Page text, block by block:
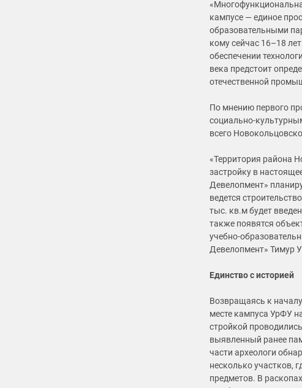
кампусе — единое
образовательными
кому сейчас 16–18
обеспечении
века предстоит
отечественной
По мнению первого
социально-
всего
«Территория района
застройку в
Девелопмент»
ведется
тыс. кв.м будет
также появятся
учебно-
Девелопмент» Тимур
Единство с историей
Возвращаясь к
месте кампуса УрФУ
стройкой
выявленный ранее
части археологи
несколько участков,
предметов. В